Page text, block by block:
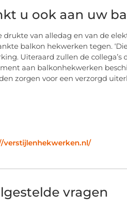
u ook aan uw
drukte van alledag en van de
balkon hekwerken tegen.
Uiteraard zullen de
aan balkonhekwerken
zorgen voor een verzorgd
verstijlenhekwerken.nl/
vragen